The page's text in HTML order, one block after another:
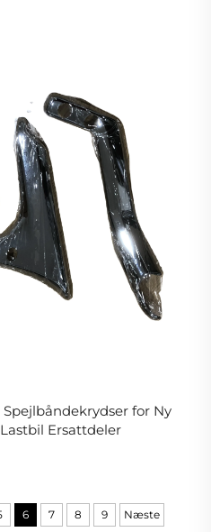
for Ny
Ersattdeler
6 7 8 9 Næste